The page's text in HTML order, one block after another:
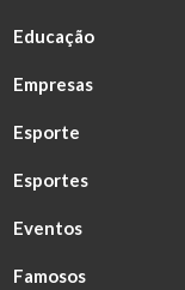
Educação
Empresas
Esporte
Esportes
Eventos
Famosos